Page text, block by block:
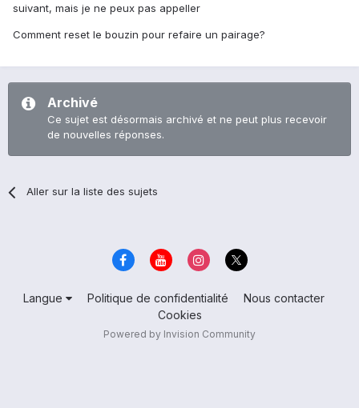
suivant, mais je ne peux pas appeller
Comment reset le bouzin pour refaire un pairage?
Archivé
Ce sujet est désormais archivé et ne peut plus recevoir
de nouvelles réponses.
Aller sur la liste des sujets
Langue Politique de confidentialité
Nous contacter
Cookies
Powered by Invision Community